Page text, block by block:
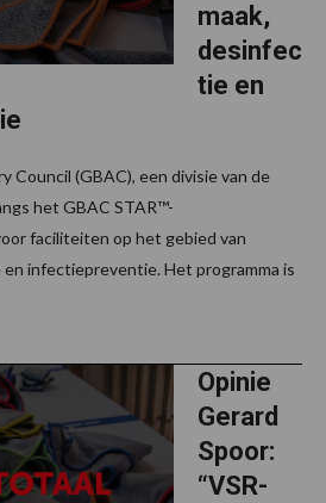
maak,
desinfec
tie en
Council (GBAC), een divisie van de
het GBAC STAR™-
faciliteiten op het gebied van
infectiepreventie. Het programma is
Opinie
Gerard
Spoor:
“VSR-